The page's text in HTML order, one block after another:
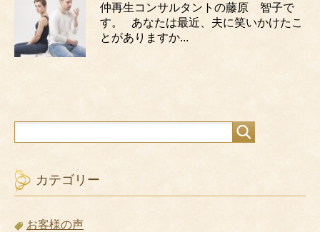
仲再生コンサルタントの藤原 智子で
す。 あなたは最近、夫に笑いかけたこ
とがありますか...
カテゴリー
お客様の声